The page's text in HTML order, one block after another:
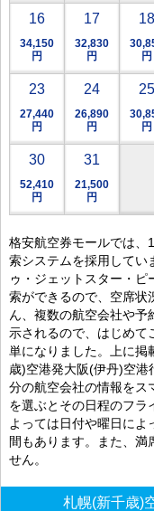
16
34,150
円
17
32,830
円
18
円
23
27,440
円
24
26,890
円
25
円
30
52,410
円
31
21,500
円
格安航空券モールでは、
索システムを採用してい
ゥ・ジェットスター・
索ができるので、空席状
ん、複数の航空会社や
示されるので、はじめて
単になりました。上に掲
歳)空港発大阪(伊丹)空港
分の航空会社の情報をス
を選ぶとその日程のフラ
よっては日付や曜日に
間もあります。また、満
せん。
札幌(新千歳)